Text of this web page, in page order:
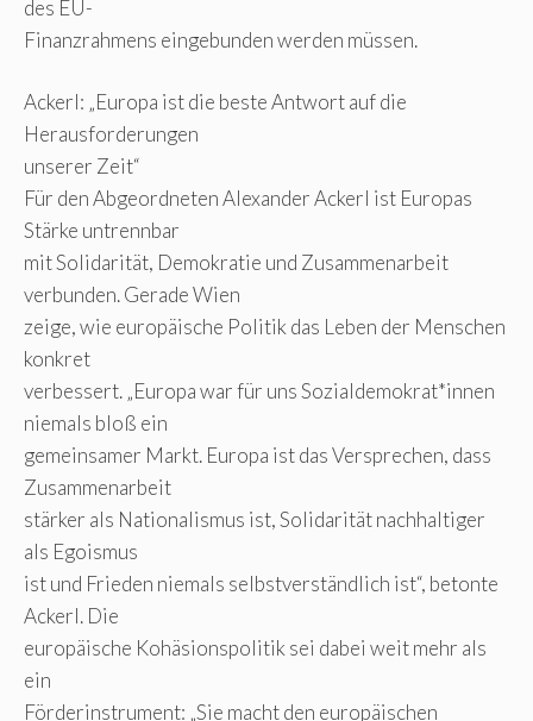
des EU-
Finanzrahmens eingebunden werden müssen.
Ackerl: „Europa ist die beste Antwort auf die
Herausforderungen
unserer Zeit“
Für den Abgeordneten Alexander Ackerl ist Europas
Stärke untrennbar
mit Solidarität, Demokratie und Zusammenarbeit
verbunden. Gerade Wien
zeige, wie europäische Politik das Leben der Menschen
konkret
verbessert. „Europa war für uns Sozialdemokrat*innen
niemals bloß ein
gemeinsamer Markt. Europa ist das Versprechen, dass
Zusammenarbeit
stärker als Nationalismus ist, Solidarität nachhaltiger
als Egoismus
ist und Frieden niemals selbstverständlich ist“, betonte
Ackerl. Die
europäische Kohäsionspolitik sei dabei weit mehr als
ein
Förderinstrument: „Sie macht den europäischen